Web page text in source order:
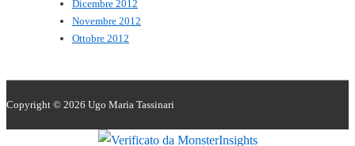
Dicembre 2012
Novembre 2012
Ottobre 2012
Copyright © 2026 Ugo Maria Tassinari